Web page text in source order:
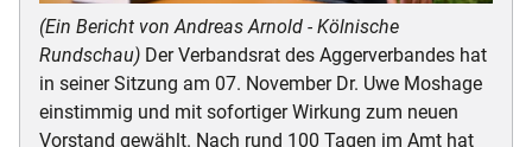
(Ein Bericht von Andreas Arnold - Kölnische
Rundschau) Der Verbandsrat des Aggerverbandes hat
in seiner Sitzung am 07. November Dr. Uwe Moshage
einstimmig und mit sofortiger Wirkung zum neuen
Vorstand gewählt. Nach rund 100 Tagen im Amt hat